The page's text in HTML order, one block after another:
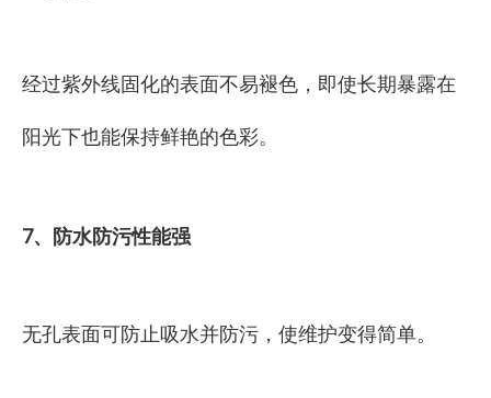
经过紫外线固化的表面不易褪色，即使长期暴露在
阳光下也能保持鲜艳的色彩。
7、防水防污性能强
无孔表面可防止吸水并防污，使维护变得简单。